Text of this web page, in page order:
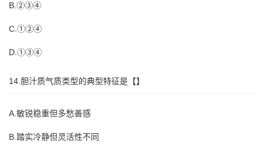
B.②③④
C.①②④
D.①③④
14.胆汁质气质类型的典型特征是【】
A.敏锐稳重但多愁善感
B.踏实冷静但灵活性不同